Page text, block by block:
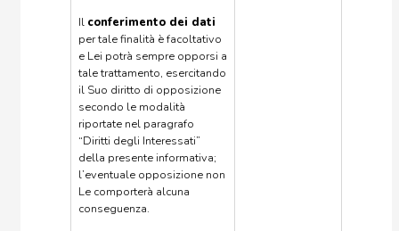
Il conferimento dei dati
per tale finalità è facoltativo
e Lei potrà sempre opporsi a
tale trattamento, esercitando
il Suo diritto di opposizione
secondo le modalità
riportate nel paragrafo
“Diritti degli Interessati”
della presente informativa;
l’eventuale opposizione non
Le comporterà alcuna
conseguenza.